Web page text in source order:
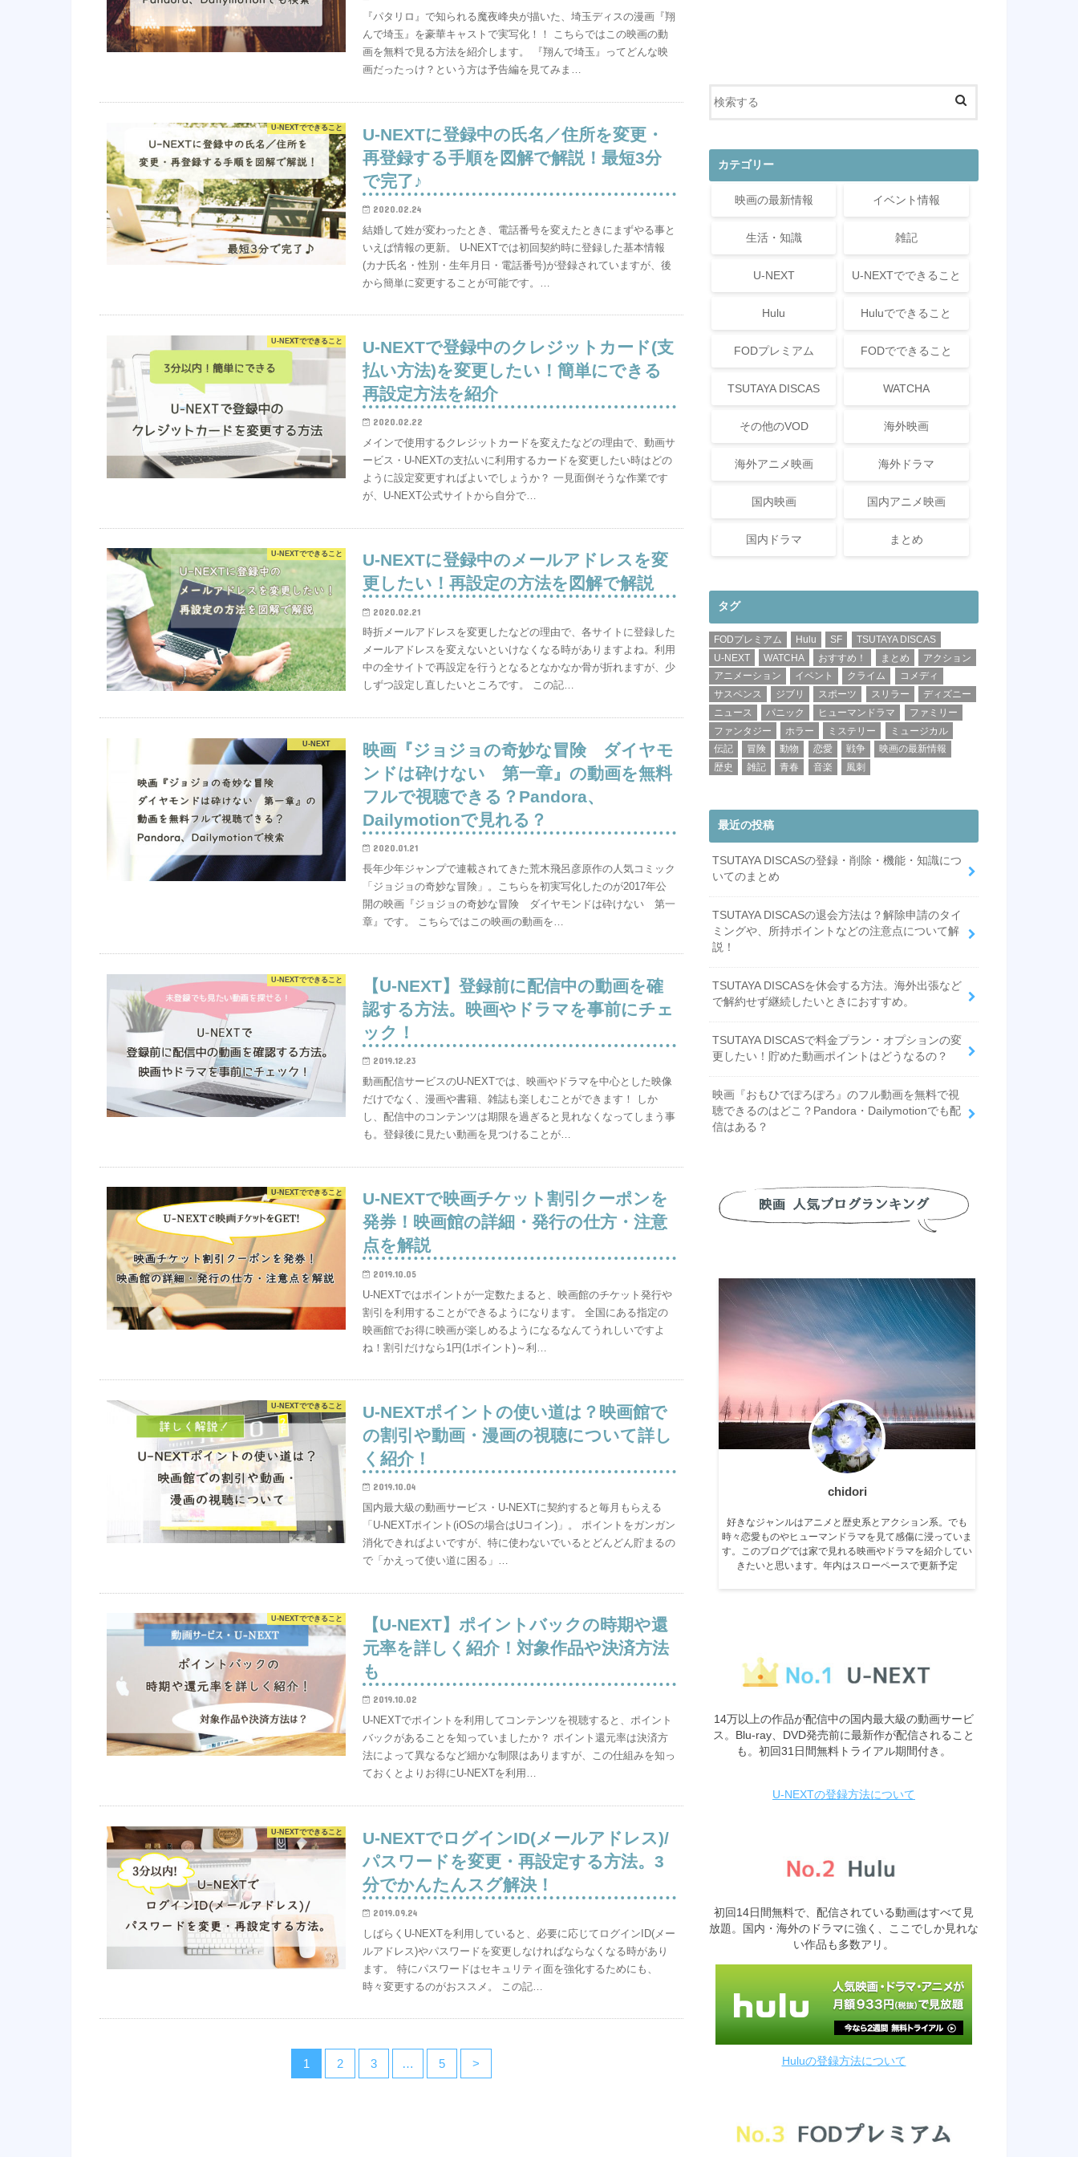
『パタリロ』で知られる魔夜峰央が描いた、埼玉ディスの漫画『翔
んで埼玉』を豪華キャストで実写化！！ こちらではこの映画の動
画を無料で見る方法を紹介します。 『翔んで埼玉』ってどんな映
画だったっけ？という方は予告編を見てみま…
U-NEXTでできること
U-NEXTに登録中の氏名／住所を変更・
再登録する手順を図解で解説！最短3分
で完了♪
2020.02.24
結婚して姓が変わったとき、電話番号を変えたときにまずやる事と
いえば情報の更新。 U-NEXTでは初回契約時に登録した基本情報
(カナ氏名・性別・生年月日・電話番号)が登録されていますが、後
から簡単に変更することが可能です。…
U-NEXTでできること
U-NEXTで登録中のクレジットカード(支
払い方法)を変更したい！簡単にできる
再設定方法を紹介
2020.02.22
メインで使用するクレジットカードを変えたなどの理由で、動画サ
ービス・U-NEXTの支払いに利用するカードを変更したい時はどの
ように設定変更すればよいでしょうか？ 一見面倒そうな作業です
が、U-NEXT公式サイトから自分で…
U-NEXTでできること
U-NEXTに登録中のメールアドレスを変
更したい！再設定の方法を図解で解説
2020.02.21
時折メールアドレスを変更したなどの理由で、各サイトに登録した
メールアドレスを変えないといけなくなる時がありますよね。利用
中の全サイトで再設定を行うとなるとなかなか骨が折れますが、少
しずつ設定し直したいところです。 この記…
U-NEXT
映画『ジョジョの奇妙な冒険 ダイヤモ
ンドは砕けない 第一章』の動画を無料
フルで視聴できる？Pandora、
Dailymotionで見れる？
2020.01.21
長年少年ジャンプで連載されてきた荒木飛呂彦原作の人気コミック
「ジョジョの奇妙な冒険」。こちらを初実写化したのが2017年公
開の映画『ジョジョの奇妙な冒険 ダイヤモンドは砕けない 第一
章』です。 こちらではこの映画の動画を…
U-NEXTでできること
【U-NEXT】登録前に配信中の動画を確
認する方法。映画やドラマを事前にチェ
ック！
2019.12.23
動画配信サービスのU-NEXTでは、映画やドラマを中心とした映像
だけでなく、漫画や書籍、雑誌も楽しむことができます！ しか
し、配信中のコンテンツは期限を過ぎると見れなくなってしまう事
も。登録後に見たい動画を見つけることが…
U-NEXTでできること
U-NEXTで映画チケット割引クーポンを
発券！映画館の詳細・発行の仕方・注意
点を解説
2019.10.05
U-NEXTではポイントが一定数たまると、映画館のチケット発行や
割引を利用することができるようになります。 全国にある指定の
映画館でお得に映画が楽しめるようになるなんてうれしいですよ
ね！割引だけなら1円(1ポイント)～利…
U-NEXTでできること
U-NEXTポイントの使い道は？映画館で
の割引や動画・漫画の視聴について詳し
く紹介！
2019.10.04
国内最大級の動画サービス・U-NEXTに契約すると毎月もらえる
「U-NEXTポイント(iOSの場合はUコイン)」。 ポイントをガンガン
消化できればよいですが、特に使わないでいるとどんどん貯まるの
で「かえって使い道に困る」…
U-NEXTでできること
【U-NEXT】ポイントバックの時期や還
元率を詳しく紹介！対象作品や決済方法
も
2019.10.02
U-NEXTでポイントを利用してコンテンツを視聴すると、ポイント
バックがあることを知っていましたか？ ポイント還元率は決済方
法によって異なるなど細かな制限はありますが、この仕組みを知っ
ておくとよりお得にU-NEXTを利用…
U-NEXTでできること
U-NEXTでログインID(メールアドレス)/
パスワードを変更・再設定する方法。3
分でかんたんスグ解決！
2019.09.24
しばらくU-NEXTを利用していると、必要に応じてログインID(メー
ルアドレス)やパスワードを変更しなければならなくなる時があり
ます。 特にパスワードはセキュリティ面を強化するためにも、
時々変更するのがおススメ。 この記…
1 2 3 … 5 >
カテゴリー
映画の最新情報 イベント情報
生活・知識 雑記
U-NEXT U-NEXTでできること
Hulu Huluでできること
FODプレミアム FODでできること
TSUTAYA DISCAS WATCHA
その他のVOD 海外映画
海外アニメ映画 海外ドラマ
国内映画 国内アニメ映画
国内ドラマ まとめ
タグ
FODプレミアム Hulu SF
TSUTAYA DISCAS
U-NEXT
WATCHA おすすめ！ まとめ
アクション
アニメーション
イベント クライム
コメディ
サスペンス
ジブリ スポーツ スリラー
ディズニー
ニュース
パニック ヒューマンドラマ
ファミリー
ファンタジー
ホラー ミステリー
ミュージカル
伝記
冒険 動物 恋愛 戦争
映画の最新情報
歴史
雑記 青春 音楽 風刺
最近の投稿
TSUTAYA DISCASの登録・削除・機能・知識につ
いてのまとめ
TSUTAYA DISCASの退会方法は？解除申請のタイ
ミングや、所持ポイントなどの注意点について解
説！
TSUTAYA DISCASを休会する方法。海外出張など
で解約せず継続したいときにおすすめ。
TSUTAYA DISCASで料金プラン・オプションの変
更したい！貯めた動画ポイントはどうなるの？
映画『おもひでぽろぽろ』のフル動画を無料で視
聴できるのはどこ？Pandora・Dailymotionでも配
信はある？
chidori
好きなジャンルはアニメと歴史系とアクション系。でも
時々恋愛ものやヒューマンドラマを見て感傷に浸っていま
す。このブログでは家で見れる映画やドラマを紹介してい
きたいと思います。年内はスローペースで更新予定
14万以上の作品が配信中の国内最大級の動画サービ
ス。Blu-ray、DVD発売前に最新作が配信されること
も。初回31日間無料トライアル期間付き。
U-NEXTの登録方法について
初回14日間無料で、配信されている動画はすべて見
放題。国内・海外のドラマに強く、ここでしか見れな
い作品も多数アリ。
Huluの登録方法について